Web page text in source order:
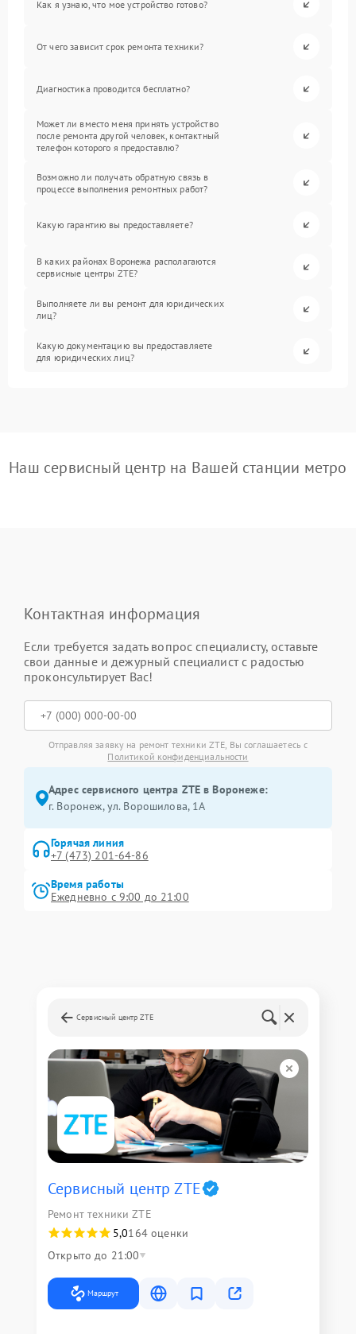
Как я узнаю, что мое устройство готово?
От чего зависит срок ремонта техники?
Диагностика проводится бесплатно?
Может ли вместо меня принять устройство
после ремонта другой человек, контактный
телефон которого я предоставлю?
Возможно ли получать обратную связь в
процессе выполнения ремонтных работ?
Какую гарантию вы предоставляете?
В каких районах Воронежа располагаются
сервисные центры ZTE?
Выполняете ли вы ремонт для юридических
лиц?
Какую документацию вы предоставляете
для юридических лиц?
Наш сервисный центр на Вашей станции метро
Контактная информация
Если требуется задать вопрос специалисту, оставьте
свои данные и дежурный специалист с радостью
проконсультирует Вас!
Отправляя заявку на ремонт техники ZTE, Вы соглашаетесь с
Политикой конфиденциальности
Адрес сервисного центра ZTE в Воронеже:
г. Воронеж, ул. Ворошилова, 1А
Горячая линия
+7 (473) 201-64-86
Время работы
Ежедневно с 9:00 до 21:00
Сервисный центр ZTE
Сервисный центр ZTE
Ремонт техники ZTE
5,0164 оценки
Открыто до 21:00
Маршрут